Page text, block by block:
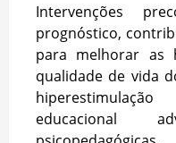
Intervenções
prognóstico,
para melhorar as
qualidade de vida
educacional